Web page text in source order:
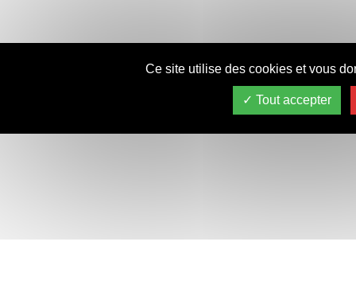
Ce site utilise des cookies et vous
Tout accepter